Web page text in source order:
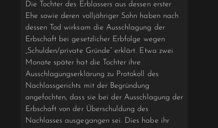
Die Tochter des Erblassers aus dessen erster
Ehe sowie deren volljähriger Sohn haben nach
dessen Tod wirksam die Ausschlagung der
Erbschaft bei gesetzlicher Erbfolge wegen
„Schulden/private Gründe“ erklärt. Etwa zwei
Monate später hat die Tochter ihre
Ausschlagungserklärung zu Protokoll des
Nachlassgerichts mit der Begründung
angefochten, dass sie bei der Ausschlagung der
Erbschaft von der Überschuldung des
Nachlasses ausgegangen sei. Dies habe ihr